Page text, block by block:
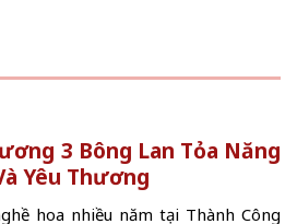
3 Bông Lan Tỏa Năng
Yêu Thương
hoa nhiều năm tại Thành Công